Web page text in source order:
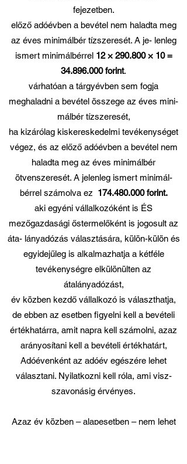
fejezetben.
előző adóévben a bevétel nem haladta meg
az éves minimálbér tízszeresét. A je- lenleg
ismert minimálbérrel 12 × 290.800 × 10 =
34.896.000forint.
várhatóan a tárgyévben sem fogja
meghaladni a bevétel összege az éves mini-
málbér tízszeresét,
ha kizárólag kiskereskedelmi tevékenységet
végez, és az előző adóévben a bevétel nem
haladta meg az éves minimálbér
ötvenszeresét. A jelenleg ismert minimál-
bérrel számolva ez 174.480.000forint.
aki egyéni vállalkozóként is ÉS
mezőgazdasági őstermelőként is jogosult az
áta- lányadózás választására, külön-külön és
egyidejűleg is alkalmazhatja a kétféle
tevékenységre elkülönülten az
átalányadózást,
év közben kezdő vállalkozó is választhatja,
de ebben az esetben figyelni kell a bevételi
értékhatárra, amit napra kell számolni, azaz
arányosítani kell a bevételi értékhatárt,
Adóévenként az adóév egészére lehet
választani. Nyilatkozni kell róla, ami visz-
szavonásig érvényes.
Azaz év közben – alapesetben – nem lehet